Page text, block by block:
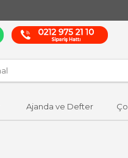
Ajanda ve Defter